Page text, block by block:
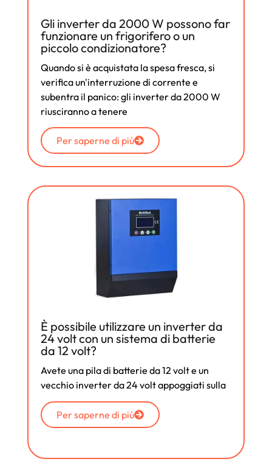
Gli inverter da 2000 W possono far
funzionare un frigorifero o un
piccolo condizionatore?
Quando si è acquistata la spesa fresca, si
verifica un'interruzione di corrente e
subentra il panico: gli inverter da 2000 W
riusciranno a tenere
Per saperne di più
È possibile utilizzare un inverter da
24 volt con un sistema di batterie
da 12 volt?
Avete una pila di batterie da 12 volt e un
vecchio inverter da 24 volt appoggiati sulla
Per saperne di più